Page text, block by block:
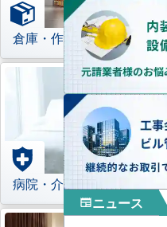
倉庫・作業場
病院・介護施設
newspaperニュース